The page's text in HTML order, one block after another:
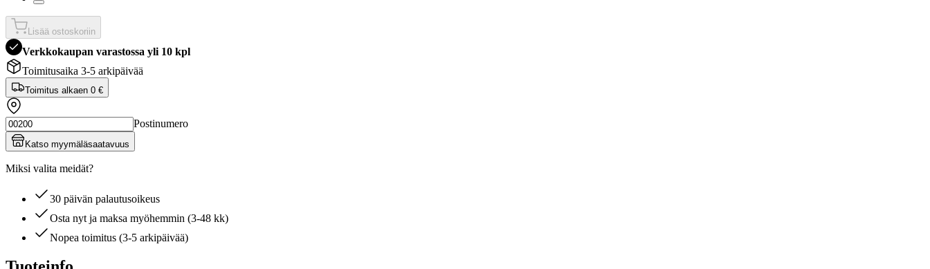
Lisää ostoskoriin
Verkkokaupan varastossa yli 10 kpl
Toimitusaika 3-5 arkipäivää
Toimitus alkaen 0 €
Postinumero
Katso myymäläsaatavuus
Miksi valita meidät?
30 päivän palautusoikeus
Osta nyt ja maksa myöhemmin (3-48 kk)
Nopea toimitus (3-5 arkipäivää)